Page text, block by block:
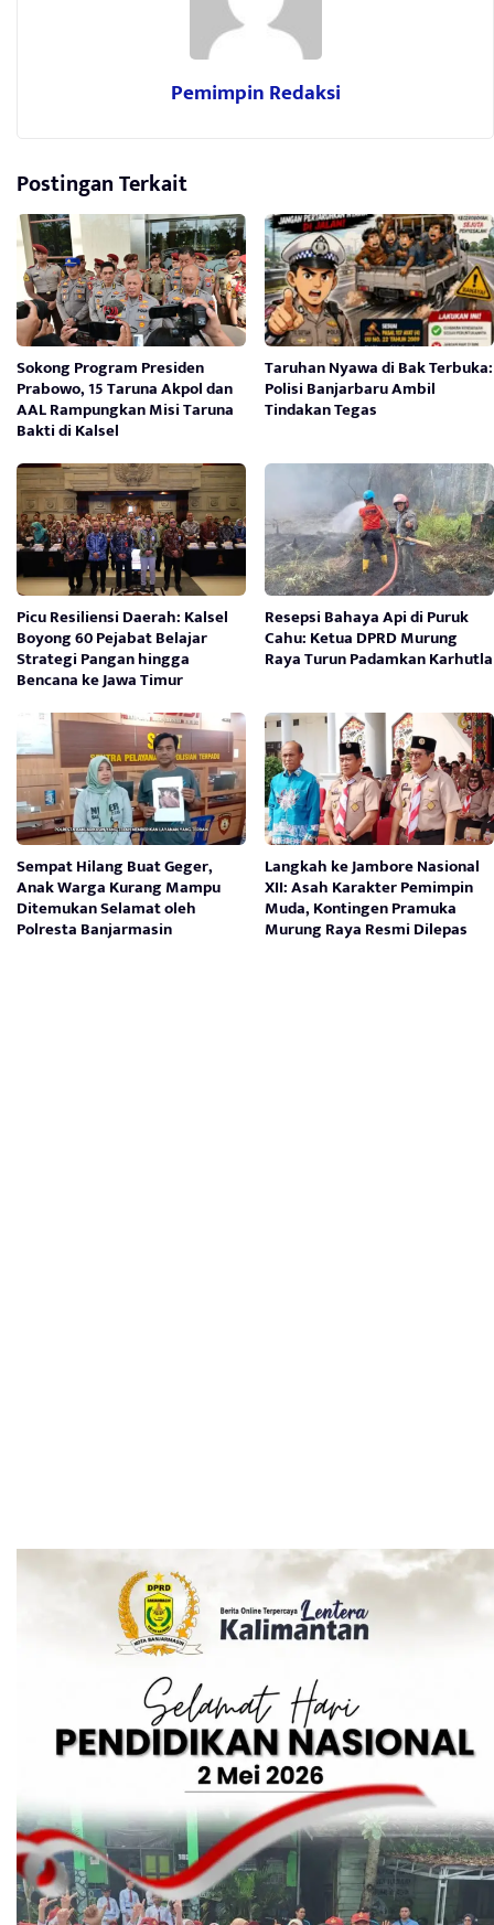
Pemimpin Redaksi
Postingan Terkait
Sokong Program Presiden
Prabowo, 15 Taruna Akpol dan
AAL Rampungkan Misi Taruna
Bakti di Kalsel
Taruhan Nyawa di Bak Terbuka:
Polisi Banjarbaru Ambil
Tindakan Tegas
Picu Resiliensi Daerah: Kalsel
Boyong 60 Pejabat Belajar
Strategi Pangan hingga
Bencana ke Jawa Timur
Resepsi Bahaya Api di Puruk
Cahu: Ketua DPRD Murung
Raya Turun Padamkan Karhutla
Sempat Hilang Buat Geger,
Anak Warga Kurang Mampu
Ditemukan Selamat oleh
Polresta Banjarmasin
Langkah ke Jambore Nasional
XII: Asah Karakter Pemimpin
Muda, Kontingen Pramuka
Murung Raya Resmi Dilepas